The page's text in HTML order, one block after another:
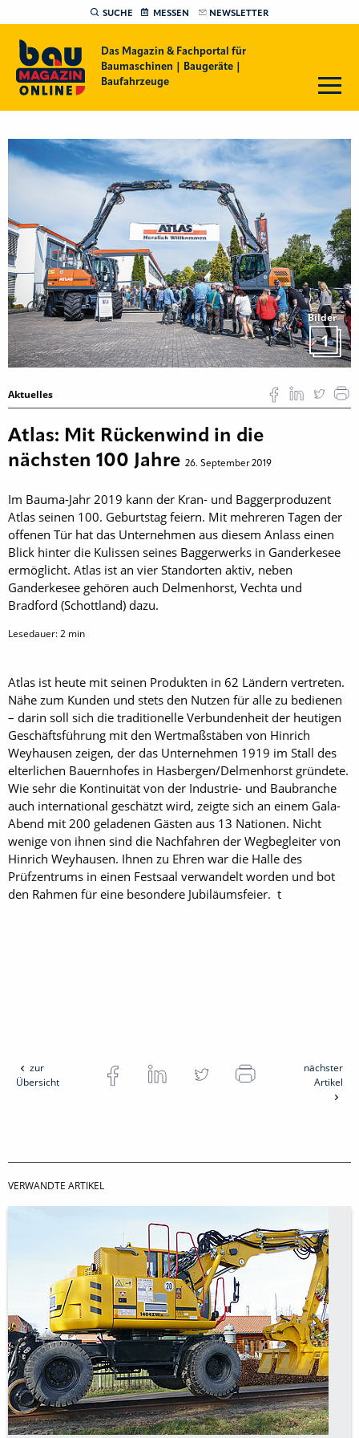
SUCHE MESSEN NEWSLETTER
Das Magazin & Fachportal für
Baumaschinen | Baugeräte |
Baufahrzeuge
Bilder
1
Aktuelles
Atlas: Mit Rückenwind in die
nächsten 100 Jahre 26. September 2019
Im Bauma-Jahr 2019 kann der Kran- und Baggerproduzent
Atlas seinen 100. Geburtstag feiern. Mit mehreren Tagen der
offenen Tür hat das Unternehmen aus diesem Anlass einen
Blick hinter die Kulissen seines Baggerwerks in Ganderkesee
ermöglicht. Atlas ist an vier Standorten aktiv, neben
Ganderkesee gehören auch Delmenhorst, Vechta und
Bradford (Schottland) dazu.
Lesedauer:2 min
Atlas ist heute mit seinen Produkten in 62 Ländern vertreten.
Nähe zum Kunden und stets den Nutzen für alle zu bedienen
– darin soll sich die traditionelle Verbundenheit der heutigen
Geschäftsführung mit den Wertmaßstäben von Hinrich
Weyhausen zeigen, der das Unternehmen 1919 im Stall des
elterlichen Bauernhofes in Hasbergen/Delmenhorst gründete.
Wie sehr die Kontinuität von der Industrie- und Baubranche
auch international geschätzt wird, zeigte sich an einem Gala-
Abend mit 200 geladenen Gästen aus 13 Nationen. Nicht
wenige von ihnen sind die Nachfahren der Weg­begleiter von
Hinrich Weyhausen. Ihnen zu Ehren war die Halle des
Prüfzentrums in einen Festsaal verwandelt worden und bot
den Rahmen für eine besondere Jubiläumsfeier. t
zur
Übersicht
nächster
Artikel
VERWANDTE ARTIKEL